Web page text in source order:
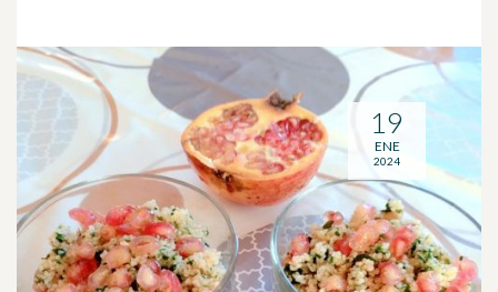
19
ENE
2024